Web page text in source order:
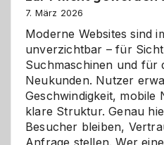
7. März 2026
Moderne Websites sind
unverzichtbar – für
Suchmaschinen und für
Neukunden. Nutzer
Geschwindigkeit, mobile
klare Struktur. Genau
Besucher bleiben,
Anfrage stellen. Wer